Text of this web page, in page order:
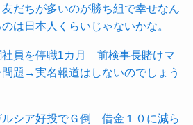
だちが多いのが勝ち組で幸せなん
は日本人くらいじゃないかな。
社員を停職1カ月 前検事長賭けマ
問題→実名報道はしないのでしょう
シア好投でＧ倒 借金１０に減ら